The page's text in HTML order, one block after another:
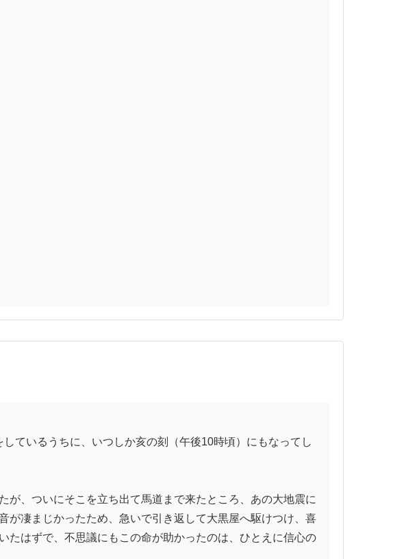
、ついにそこを立ち出て馬道まで来たところ、あの大地震に
が凄まじかったため、急いで引き返して大黒屋へ駆けつけ、喜
たはずで、不思議にもこの命が助かったのは、ひとえに信心の